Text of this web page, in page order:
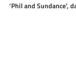
‘Phil and Sundance’,